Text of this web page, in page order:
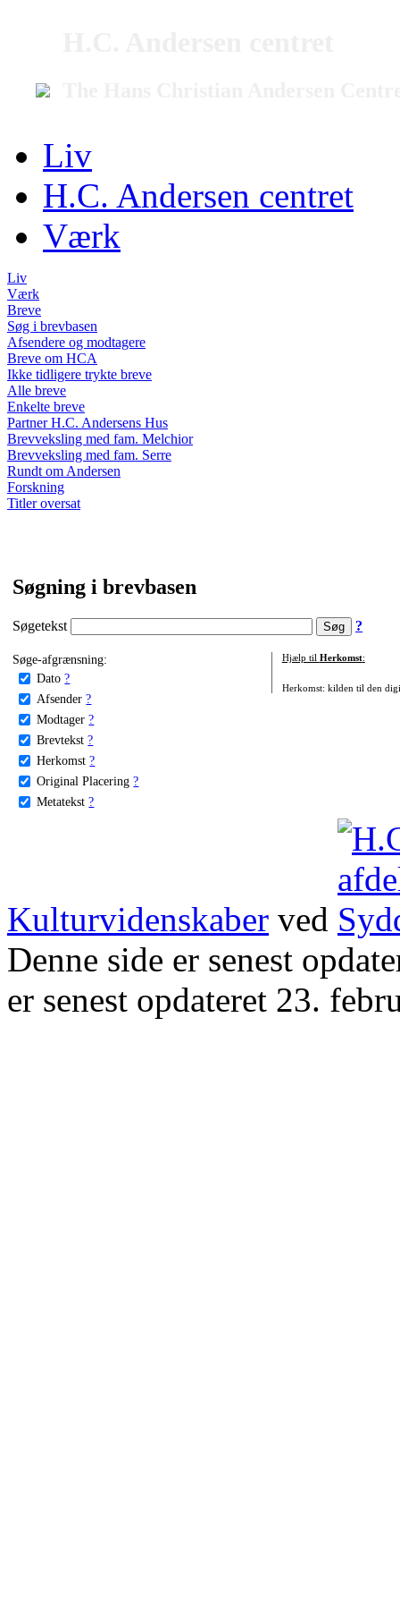
Liv
H.C. Andersen centret
Værk
Liv
Værk
Breve
Søg i brevbasen
Afsendere og modtagere
Breve om HCA
Ikke tidligere trykte breve
Alle breve
Enkelte breve
Partner H.C. Andersens Hus
Brevveksling med fam. Melchior
Brevveksling med fam. Serre
Rundt om Andersen
Forskning
Titler oversat
Søgning i brevbasen
Søgetekst ?
Søge-afgrænsning:
Dato ?
Afsender ?
Modtager ?
Brevtekst ?
Herkomst ?
Original Placering ?
Metatekst ?
Hjælp til Herkomst:
Herkomst: kilden til den
Kulturvidenskaber ved
Denne side er senest
er senest opdateret 23.